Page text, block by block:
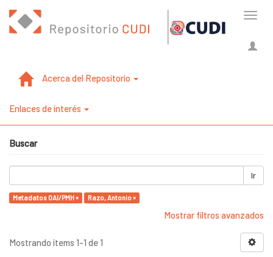
Acerca del Repositorio
Enlaces de interés
Buscar
Ir
Metadatos OAI/PMH × Razo, Antonio ×
Mostrar filtros avanzados
Mostrando ítems 1-1 de 1